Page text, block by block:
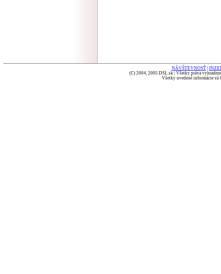
NÁVŠTEVNOSŤ
(C) 2004, 2005 DSL.sk | Všetky práva
Všetky uvedené informácie sú